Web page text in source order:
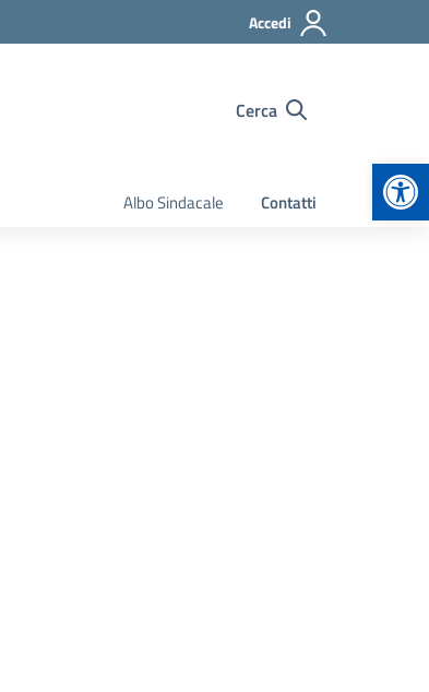
Accedi
Cerca
Albo Sindacale Contatti